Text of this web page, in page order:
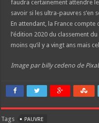
faudra certainement attendre
savoir si les ultra-pauvres
En attendant, la France
l’édition 2020 du classement
moins qu’il y a vingt ans mais
Image par billy cedeno de
Tags PAUVRE